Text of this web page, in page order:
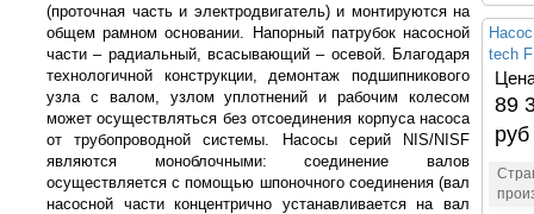
(проточная часть и электродвигатель) и монтируются на
общем рамном основании. Напорный патрубок насосной
части – радиальный, всасывающий – осевой. Благодаря
технологичной конструкции, демонтаж подшипникового
узла с валом, узлом уплотнений и рабочим колесом
может осуществляться без отсоединения корпуса насоса
от трубопроводной системы. Насосы серий NIS/NISF
являются моноблочными: соединение валов
осуществляется с помощью шпоночного соединения (вал
насосной части концентрично устанавливается на вал
tech
89
руб